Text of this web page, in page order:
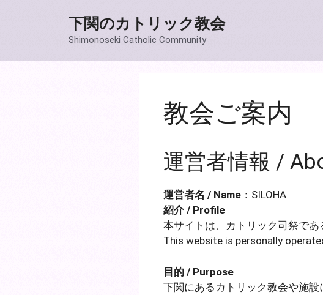
下関のカトリック教会
Shimonoseki Catholic Community
教会ご案内
運営者情報 /
運営者名 / Name ：SILOHA
紹介 / Profile
本サイトは、カトリック司祭であ
This website is personally
目的 / Purpose
下関にあるカトリック教会や施